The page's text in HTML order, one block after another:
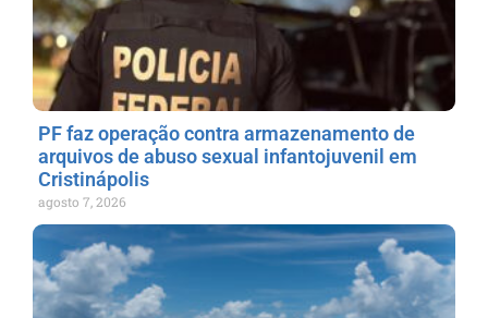
PF faz operação contra armazenamento de
arquivos de abuso sexual infantojuvenil em
Cristinápolis
agosto 7, 2026